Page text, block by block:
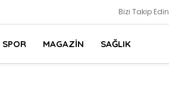
Bizi Takip Edin
SPOR MAGAZIN SAĞLIK